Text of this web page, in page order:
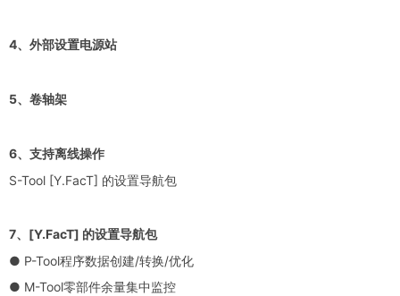
4、外部设置电源站
5、卷轴架
6、支持离线操作
S-Tool [Y.FacT] 的设置导航包
7、[Y.FacT] 的设置导航包
● P-Tool程序数据创建/转换/优化
● M-Tool零部件余量集中监控